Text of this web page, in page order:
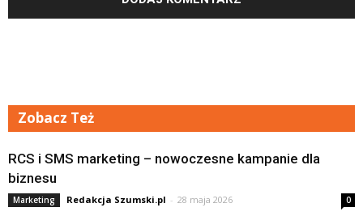
Zobacz Też
RCS i SMS marketing – nowoczesne kampanie dla
biznesu
Marketing Redakcja Szumski.pl - 28 maja 2026 0